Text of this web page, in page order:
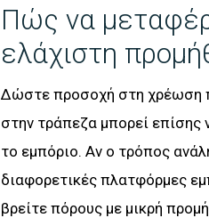
Πώς να
ελάχιστη
Δώστε προσοχή στη χρέωση
στην τράπεζα μπορεί επίσης
το εμπόριο. Αν ο τρόπος
διαφορετικές πλατφόρμες
βρείτε πόρους με μικρή